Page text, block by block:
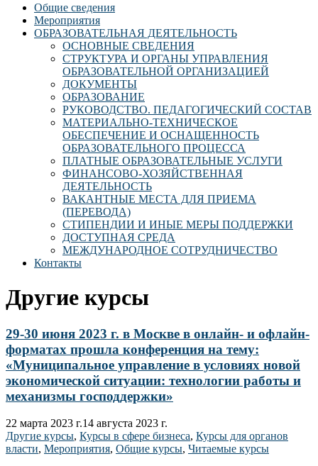
Общие сведения
Мероприятия
ОБРАЗОВАТЕЛЬНАЯ ДЕЯТЕЛЬНОСТЬ
ОСНОВНЫЕ СВЕДЕНИЯ
СТРУКТУРА И ОРГАНЫ УПРАВЛЕНИЯ
ОБРАЗОВАТЕЛЬНОЙ ОРГАНИЗАЦИЕЙ
ДОКУМЕНТЫ
ОБРАЗОВАНИЕ
РУКОВОДСТВО. ПЕДАГОГИЧЕСКИЙ СОСТАВ
МАТЕРИАЛЬНО-ТЕХНИЧЕСКОЕ
ОБЕСПЕЧЕНИЕ И ОСНАЩЕННОСТЬ
ОБРАЗОВАТЕЛЬНОГО ПРОЦЕССА
ПЛАТНЫЕ ОБРАЗОВАТЕЛЬНЫЕ УСЛУГИ
ФИНАНСОВО-ХОЗЯЙСТВЕННАЯ
ДЕЯТЕЛЬНОСТЬ
ВАКАНТНЫЕ МЕСТА ДЛЯ ПРИЕМА
(ПЕРЕВОДА)
СТИПЕНДИИ И ИНЫЕ МЕРЫ ПОДДЕРЖКИ
ДОСТУПНАЯ СРЕДА
МЕЖДУНАРОДНОЕ СОТРУДНИЧЕСТВО
Контакты
Другие курсы
29-30 июня 2023 г. в Москве в онлайн- и офлайн-
форматах прошла конференция на тему:
«Муниципальное управление в условиях новой
экономической ситуации: технологии работы и
механизмы господдержки»
22 марта 2023 г.14 августа 2023 г.
Другие курсы, Курсы в сфере бизнеса, Курсы для органов
власти, Мероприятия, Общие курсы, Читаемые курсы